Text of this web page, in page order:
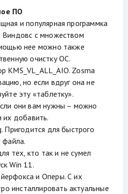
ПО
и популярная программка
Виндовс с множеством
нее можно также
очистку ОС.
KMS_VL_ALL_AIO. Zosma
но если вдруг она не
эту «таблетку».
они вам нужны – можно
их добавить.
Пригодится для быстрого
файла.
тех, кто так и не сумел
Win 11.
и Оперы. С их
инсталлировать актуальные